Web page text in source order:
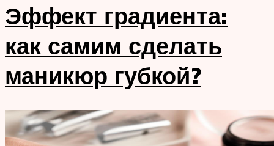
Эффект градиента:
как самим сделать
маникюр губкой?